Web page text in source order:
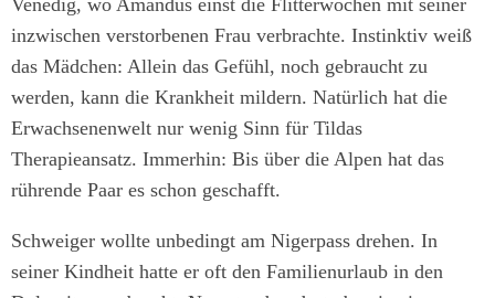
Venedig, wo Amandus einst die Flitterwochen mit seiner
inzwischen verstorbenen Frau verbrachte. Instinktiv weiß
das Mädchen: Allein das Gefühl, noch gebraucht zu
werden, kann die Krankheit mildern. Natürlich hat die
Erwachsenenwelt nur wenig Sinn für Tildas
Therapieansatz. Immerhin: Bis über die Alpen hat das
rührende Paar es schon geschafft.
Schweiger wollte unbedingt am Nigerpass drehen. In
seiner Kindheit hatte er oft den Familienurlaub in den